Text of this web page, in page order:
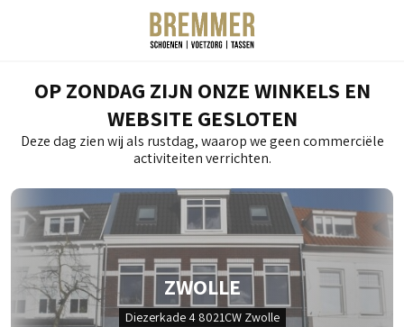
OP ZONDAG ZIJN ONZE WINKELS EN
WEBSITE GESLOTEN
Deze dag zien wij als rustdag, waarop we geen commerciële
activiteiten verrichten.
ZWOLLE
Diezerkade 4 8021CW Zwolle